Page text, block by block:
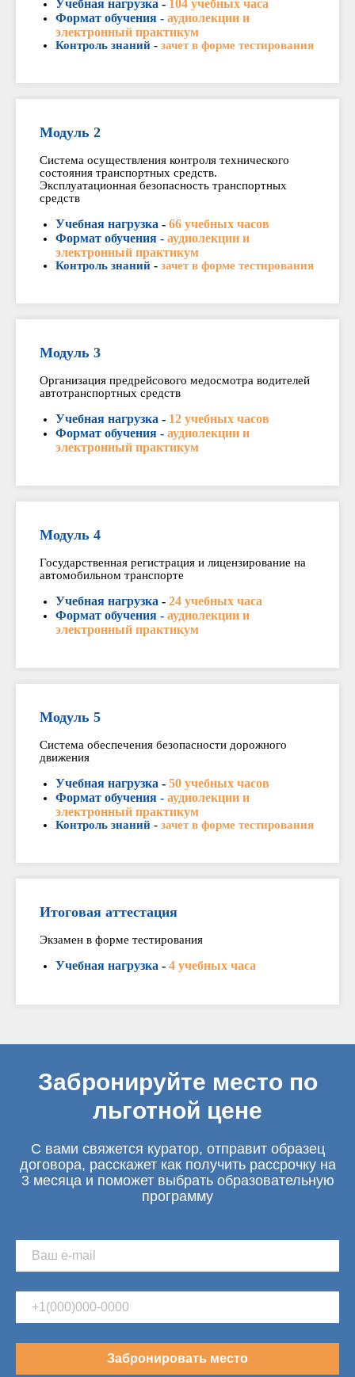
Учебная нагрузка - 104 учебных часа
Формат обучения - аудиолекции и
электронный практикум
Контроль знаний - зачет в форме тестирования
Модуль 2
Система осуществления контроля технического
состояния транспортных средств.
Эксплуатационная безопасность транспортных
средств
Учебная нагрузка - 66 учебных часов
Формат обучения - аудиолекции и
электронный практикум
Контроль знаний - зачет в форме тестирования
Модуль 3
Организация предрейсового медосмотра водителей
автотранспортных средств
Учебная нагрузка - 12 учебных часов
Формат обучения - аудиолекции и
электронный практикум
Модуль 4
Государственная регистрация и лицензирование на
автомобильном транспорте
Учебная нагрузка - 24 учебных часа
Формат обучения - аудиолекции и
электронный практикум
Модуль 5
Система обеспечения безопасности дорожного
движения
Учебная нагрузка - 50 учебных часов
Формат обучения - аудиолекции и
электронный практикум
Контроль знаний - зачет в форме тестирования
Итоговая аттестация
Экзамен в форме тестирования
Учебная нагрузка - 4 учебных часа
Забронируйте место по
льготной цене
С вами свяжется куратор, отправит образец
договора, расскажет как получить рассрочку на
3 месяца и поможет выбрать образовательную
программу
Забронировать место